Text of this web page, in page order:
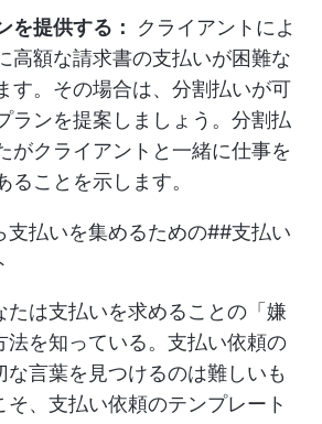
を提供する： クライアントによ
高額な請求書の支払いが困難な
す。その場合は、分割払いが可
ランを提案しましょう。分割払
がクライアントと一緒に仕事を
ることを示します。
支払いを集めるための##支払い
たは支払いを求めることの「嫌
法を知っている。支払い依頼の
な言葉を見つけるのは難しいも
、支払い依頼のテンプレート